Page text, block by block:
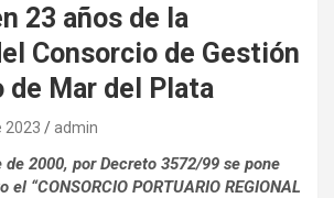
23 años de la
Consorcio de Gestión
de Mar del Plata
2023 admin
de 2000, por Decreto 3572/99 se pone
“CONSORCIO PORTUARIO REGIONAL